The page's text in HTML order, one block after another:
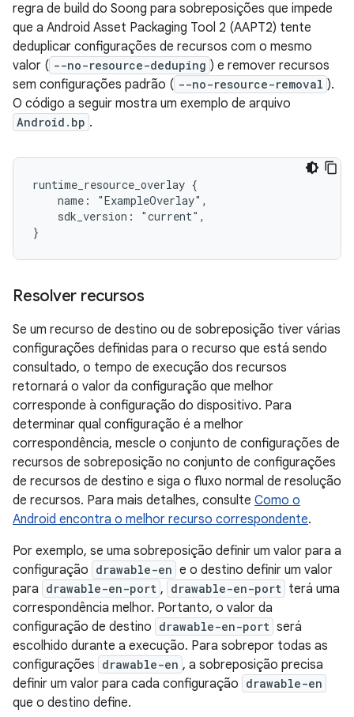
regra de build do Soong para sobreposições que impede
que a Android Asset Packaging Tool 2 (AAPT2) tente
deduplicar configurações de recursos com o mesmo
valor ( --no-resource-deduping ) e remover recursos
sem configurações padrão ( --no-resource-removal ).
O código a seguir mostra um exemplo de arquivo
Android.bp .
runtime_resource_overlay {
    name: "ExampleOverlay",
    sdk_version: "current",
Resolver recursos
Se um recurso de destino ou de sobreposição tiver várias
configurações definidas para o recurso que está sendo
consultado, o tempo de execução dos recursos
retornará o valor da configuração que melhor
corresponde à configuração do dispositivo. Para
determinar qual configuração é a melhor
correspondência, mescle o conjunto de configurações de
recursos de sobreposição no conjunto de configurações
de recursos de destino e siga o fluxo normal de resolução
de recursos. Para mais detalhes, consulte Como o
Android encontra o melhor recurso correspondente.
Por exemplo, se uma sobreposição definir um valor para a
configuração drawable-en e o destino definir um valor
para drawable-en-port , drawable-en-port terá uma
correspondência melhor. Portanto, o valor da
configuração de destino drawable-en-port será
escolhido durante a execução. Para sobrepor todas as
configurações drawable-en , a sobreposição precisa
definir um valor para cada configuração drawable-en
que o destino define.